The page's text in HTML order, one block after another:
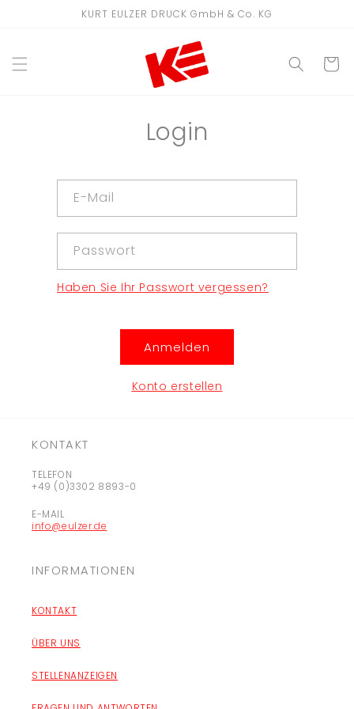
KURT EULZER DRUCK GmbH & Co. KG
Login
E-Mail
Passwort
Haben Sie Ihr Passwort vergessen?
Anmelden
Konto erstellen
KONTAKT
TELEFON
+49 (0)3302 8893-0
E-MAIL
info@eulzer.de
INFORMATIONEN
KONTAKT
ÜBER UNS
STELLENANZEIGEN